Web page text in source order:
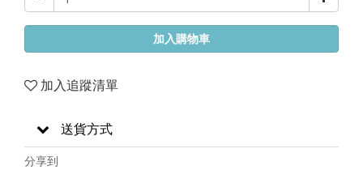
加入購物車
加入追蹤清單
送貨方式
分享到